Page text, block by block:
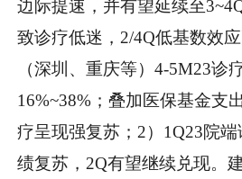
边际提速，并有望延续至
致诊疗低迷，2/4Q低基数效
（深圳、重庆等）4-5M23诊
16%~38%；叠加医保基金支
疗呈现强复苏；2）1Q23院
绩复苏，2Q有望继续兑现。